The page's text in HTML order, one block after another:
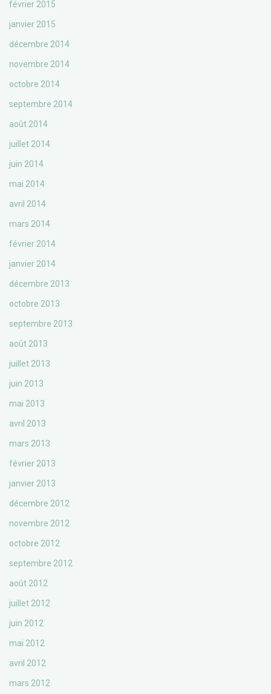
février 2015
janvier 2015
décembre 2014
novembre 2014
octobre 2014
septembre 2014
août 2014
juillet 2014
juin 2014
mai 2014
avril 2014
mars 2014
février 2014
janvier 2014
décembre 2013
octobre 2013
septembre 2013
août 2013
juillet 2013
juin 2013
mai 2013
avril 2013
mars 2013
février 2013
janvier 2013
décembre 2012
novembre 2012
octobre 2012
septembre 2012
août 2012
juillet 2012
juin 2012
mai 2012
avril 2012
mars 2012